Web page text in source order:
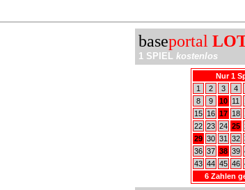
baseportal
1 SPIEL kostenlos
Nur 1
1
2 3 4
8
9 10 11
15
16 17 18
22 23 24 25
29 30 31 32
36 37 38 39
43 44 45 46
6 Zahlen